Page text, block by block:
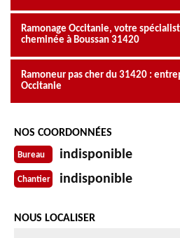
Ramonage Occitanie, votre
cheminée à Boussan 31420
Ramoneur pas cher du 31420 :
Occitanie
NOS COORDONNÉES
Bureau indisponible
Chantier indisponible
NOUS LOCALISER